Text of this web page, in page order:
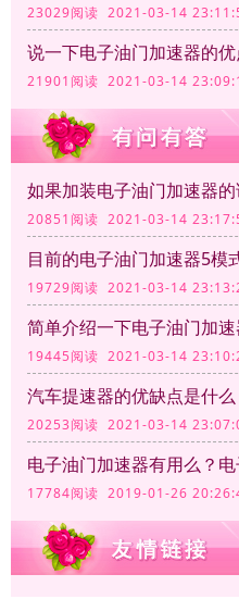
23029阅读 2021-03-14
说一下电子油门加速器的优
21901阅读 2021-03-14
20851阅读 2021-03-14
19729阅读 2021-03-14
简单介绍一下电子油门加
19445阅读 2021-03-14
汽车提速器的优缺点是什么
20253阅读 2021-03-14
17784阅读 2019-01-26